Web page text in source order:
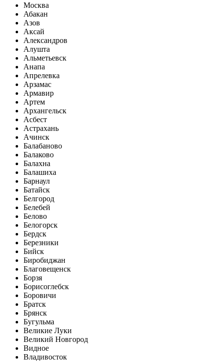
Москва
Абакан
Азов
Аксай
Александров
Алушта
Альметьевск
Анапа
Апрелевка
Арзамас
Армавир
Артем
Архангельск
Асбест
Астрахань
Ачинск
Балабаново
Балаково
Балахна
Балашиха
Барнаул
Батайск
Белгород
Белебей
Белово
Белогорск
Бердск
Березники
Бийск
Биробиджан
Благовещенск
Борзя
Борисоглебск
Боровичи
Братск
Брянск
Бугульма
Великие Луки
Великий Новгород
Видное
Владивосток